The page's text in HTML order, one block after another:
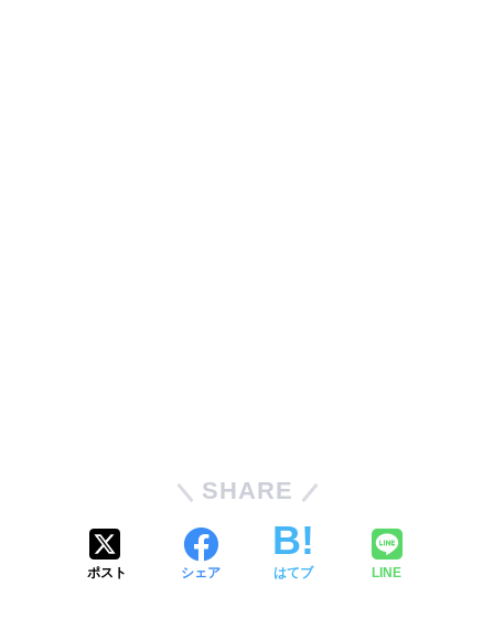
SHARE
ポスト シェア はてブ LINE